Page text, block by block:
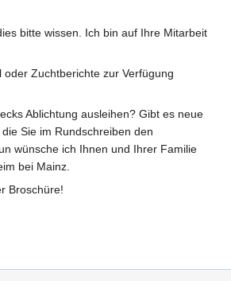
bitte wissen. Ich bin auf Ihre Mitarbeit
Zuchtberichte zur Verfügung
Ablichtung ausleihen? Gibt es neue
Sie im Rundschreiben den
wünsche ich Ihnen und Ihrer Familie
bei Mainz.
Broschüre!